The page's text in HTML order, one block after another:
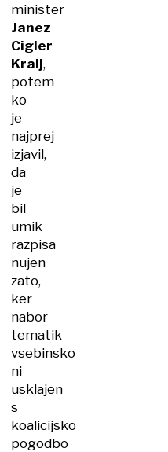
minister
Janez
Cigler
Kralj,
potem
ko
je
najprej
izjavil,
da
je
bil
umik
razpisa
nujen
zato,
ker
nabor
tematik
vsebinsko
ni
usklajen
s
koalicijsko
pogodbo